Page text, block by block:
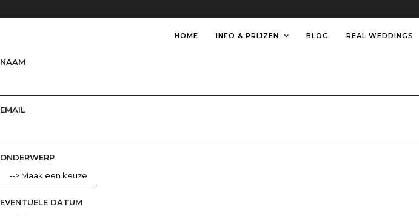
HOME INFO & PRIJZEN BLOG REAL WEDDINGS
NAAM
EMAIL
ONDERWERP
EVENTUELE DATUM